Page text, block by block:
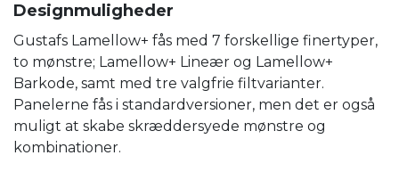
Designmuligheder
Gustafs Lamellow+ fås med 7 forskellige finertyper,
to mønstre; Lamellow+ Lineær og Lamellow+
Barkode, samt med tre valgfrie filtvarianter.
Panelerne fås i standardversioner, men det er også
muligt at skabe skræddersyede mønstre og
kombinationer.